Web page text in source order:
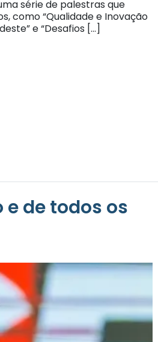
série de palestras que
como “Qualidade e Inovação
e “Desafios […]
de todos os